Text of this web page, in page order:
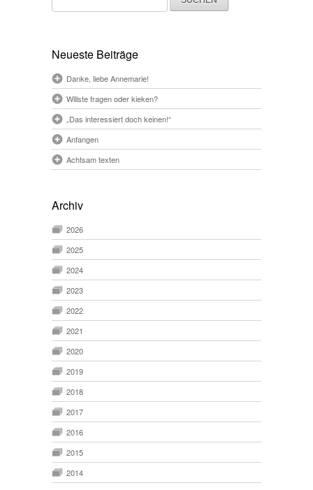
nach:
Neueste Beiträge
Danke, liebe Annemarie!
Willste fragen oder kieken?
„Das interessiert doch keinen!“
Anfangen
Achtsam texten
Archiv
2026
2025
2024
2023
2022
2021
2020
2019
2018
2017
2016
2015
2014